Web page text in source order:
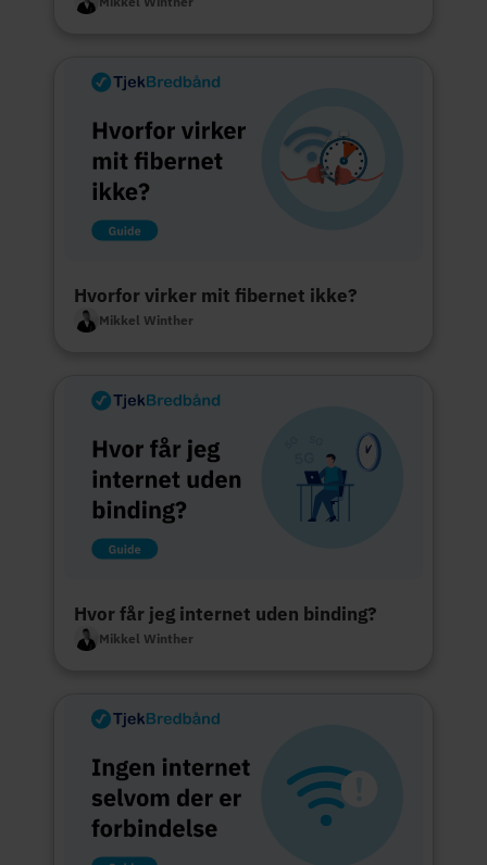
Hvorfor virker mit fibernet ikke?
Mikkel Winther
Hvor får jeg internet uden binding?
Mikkel Winther